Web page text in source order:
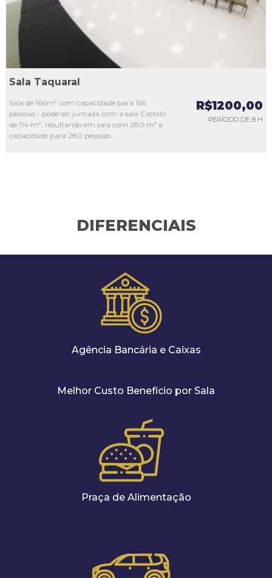
Sala Taquaral
Sala de 166m² com capacidade para 166
pessoas - pode ser juntada com a sala Castelo
de 114 m², resultando em sala com 280 m² e
capacidade para 280 pessoas.
R$1200,00
PERÍODO DE 8 H
DIFERENCIAIS
Agência Bancária e Caixas
Melhor Custo Benefício por Sala
Praça de Alimentação